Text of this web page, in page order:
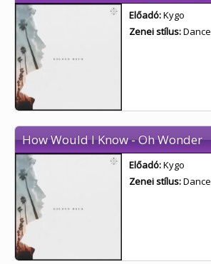
Előadó:Kygo
Zenei stílus:Dance
How Would I Know - Oh Wonder
Előadó:Kygo
Zenei stílus:Dance